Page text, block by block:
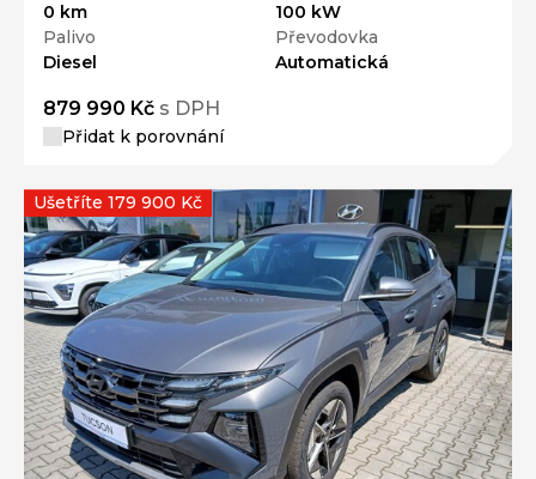
0 km
100 kW
Palivo
Diesel
Převodovka
Automatická
879 990 Kč s DPH
Přidat k porovnání
Ušetříte 179 900 Kč